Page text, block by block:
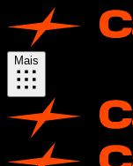
Mais